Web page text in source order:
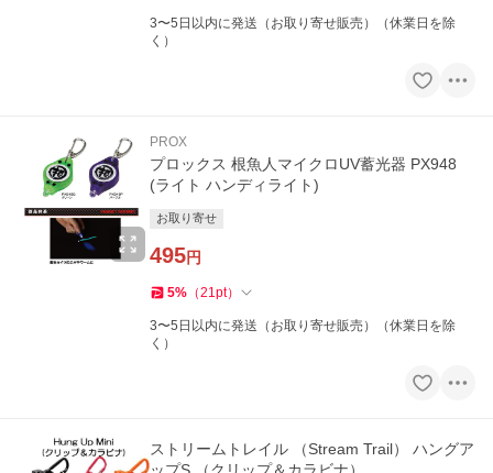
3〜5日以内に発送（お取り寄せ販売）（休業日を除
く）
PROX
プロックス 根魚人マイクロUV蓄光器 PX948
(ライト ハンディライト)
お取り寄せ
495円
5% （21pt）
3〜5日以内に発送（お取り寄せ販売）（休業日を除
く）
ストリームトレイル （Stream Trail） ハングア